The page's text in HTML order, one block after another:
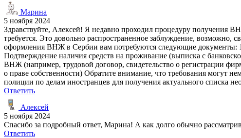
Марина
5 ноября 2024
Здравствуйте, Алексей! Я недавно проходил процедуру получения
требуется. Это довольно распространенное заблуждение, возможно,
оформления ВНЖ в Сербии вам потребуются следующие документы:
Подтверждение наличия средств на проживание (выписка с
ВНЖ (например, трудовой договор, свидетельство о регистрации
о праве собственности) Обратите внимание, что требования могут
полиции по делам иностранцев для получения актуального списка
Ответить
Алексей
5 ноября 2024
Спасибо за подробный ответ, Марина! А как долго обычно
Ответить